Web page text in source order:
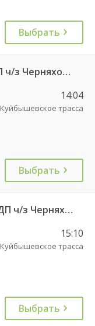
Выбрать
580 Калининград АВ — Гусев КДП ч/з Черняховск АС
14:04
Куйбышевское трасса
Выбрать
566 Калининград АВ — Озерск КДП ч/з Черняховск АС
15:10
Куйбышевское трасса
Выбрать